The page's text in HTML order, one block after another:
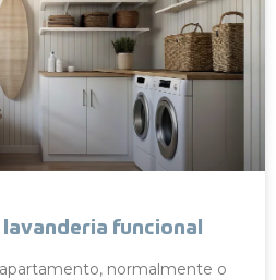
funcional
normalmente o